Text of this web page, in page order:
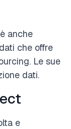
anche
che offre
Le sue
dati.
e